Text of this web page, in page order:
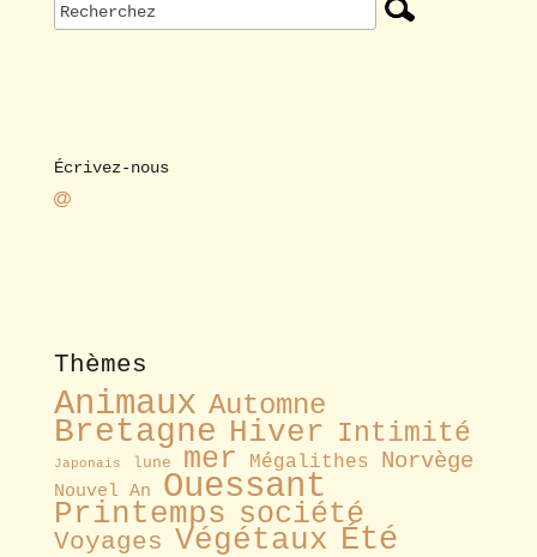
Écrivez-nous
Thèmes
Animaux Automne
Bretagne Hiver Intimité
Japonais lune mer Mégalithes Norvège
Nouvel An Ouessant
Printemps société
Voyages Végétaux Été